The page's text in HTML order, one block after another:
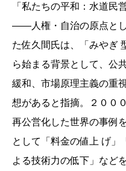
「私たちの平和：水道民
――人権・自治の原点と
た佐久間氏は、「みやぎ
ら始まる背景として、公
緩和、市場原理主義の重
想があると指摘。２００
再公営化した世界の事例
として「料金の値上 げ」
よる技術力の低下」など